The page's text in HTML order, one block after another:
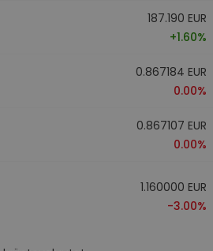
187.190 EUR
+1.60%
0.867184 EUR
0.00%
0.867107 EUR
0.00%
1.160000 EUR
-3.00%